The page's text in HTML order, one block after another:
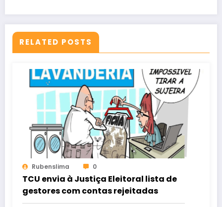
RELATED POSTS
Rubenslima 0
TCU envia à Justiça Eleitoral lista de
gestores com contas rejeitadas